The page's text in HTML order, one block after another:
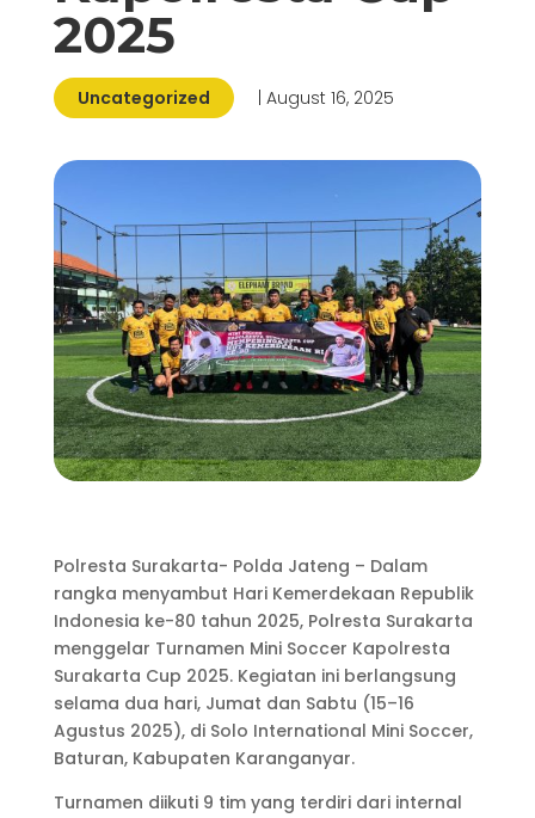
2025
Uncategorized | August 16, 2025
Polresta Surakarta- Polda Jateng – Dalam
rangka menyambut Hari Kemerdekaan Republik
Indonesia ke-80 tahun 2025, Polresta Surakarta
menggelar Turnamen Mini Soccer Kapolresta
Surakarta Cup 2025. Kegiatan ini berlangsung
selama dua hari, Jumat dan Sabtu (15–16
Agustus 2025), di Solo International Mini Soccer,
Baturan, Kabupaten Karanganyar.
Turnamen diikuti 9 tim yang terdiri dari internal